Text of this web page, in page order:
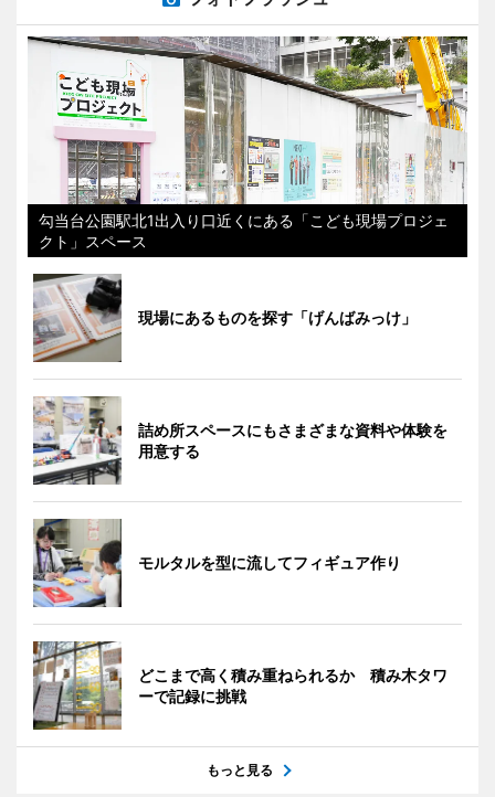
勾当台公園駅北1出入り口近くにある「こども現場プロジェ
クト」スペース
現場にあるものを探す「げんばみっけ」
詰め所スペースにもさまざまな資料や体験を
用意する
モルタルを型に流してフィギュア作り
どこまで高く積み重ねられるか 積み木タワ
ーで記録に挑戦
もっと見る